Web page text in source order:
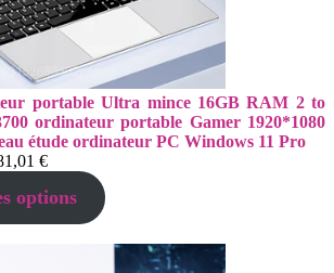
portable Ultra mince 16GB RAM 2 to
ordinateur portable Gamer 1920*1080
étude ordinateur PC Windows 11 Pro
€Plage
prix :
292,98 €
options